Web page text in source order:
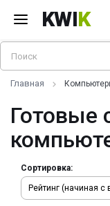
KWIK
Главная
Готовые
Сортировка: